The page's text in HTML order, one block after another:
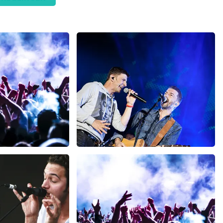
Clouseau
laatste 30 minuten
BESTEL NU